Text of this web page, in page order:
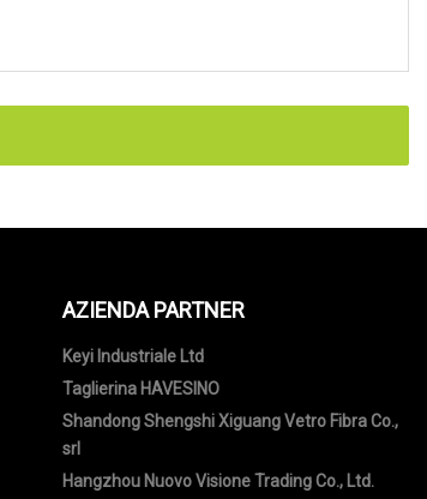
AZIENDA PARTNER
Keyi Industriale Ltd
Taglierina HAVESINO
Shandong Shengshi Xiguang Vetro Fibra Co.,
srl
Hangzhou Nuovo Visione Trading Co., Ltd.